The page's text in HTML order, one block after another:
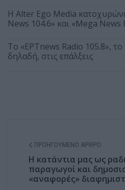
Η Alter Ego Media
News 104.6» και «Mega News
Το «ΕΡΤnews Radio 105.8»,
δηλαδή, στις επάλξεις
ΠΡΟΗΓΟΎΜΕΝΟ ΆΡΘΡΟ
Η κατάντια μας ως
παραγωγοί και
«αναφορές»